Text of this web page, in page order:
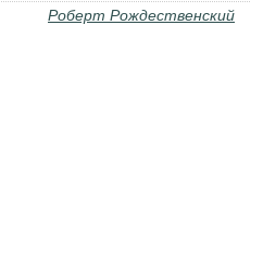
Роберт Рождественский